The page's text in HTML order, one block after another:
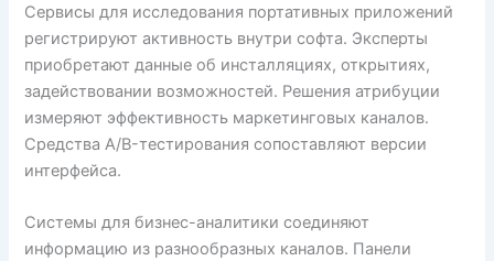
Сервисы для исследования портативных приложений
регистрируют активность внутри софта. Эксперты
приобретают данные об инсталляциях, открытиях,
задействовании возможностей. Решения атрибуции
измеряют эффективность маркетинговых каналов.
Средства A/B-тестирования сопоставляют версии
интерфейса.
Системы для бизнес-аналитики соединяют
информацию из разнообразных каналов. Панели